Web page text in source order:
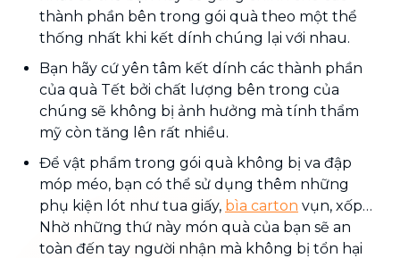
thành phần bên trong gói quà theo một thể
thống nhất khi kết dính chúng lại với nhau.
Bạn hãy cứ yên tâm kết dính các thành phần
của quà Tết bởi chất lượng bên trong của
chúng sẽ không bị ảnh hưởng mà tính thẩm
mỹ còn tăng lên rất nhiều.
Để vật phẩm trong gói quà không bị va đập
móp méo, bạn có thể sử dụng thêm những
phụ kiện lót như tua giấy, bìa carton vụn, xốp…
Nhờ những thứ này món quà của bạn sẽ an
toàn đến tay người nhận mà không bị tổn hại